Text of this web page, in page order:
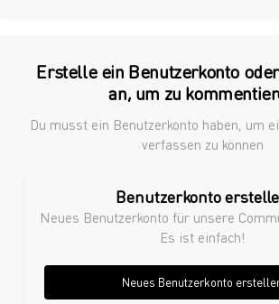
Erstelle ein Benutzerkonto
an, um zu
Du musst ein Benutzerkonto haben, um
verfassen zu können
Benutzerkonto
Neues Benutzerkonto für unsere
Es ist einfach!
Neues Benutzerkonto